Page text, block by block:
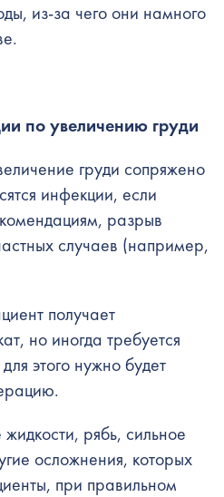
из-за чего они намного
по увеличению груди
груди сопряжено
инфекции, если
разрыв
случаев (например,
получает
но иногда требуется
этого нужно будет
рябь, сильное
осложнения, которых
при правильном